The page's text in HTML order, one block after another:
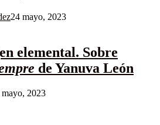
24 mayo, 2023
elemental. Sobre
de Yanuva León
mayo, 2023